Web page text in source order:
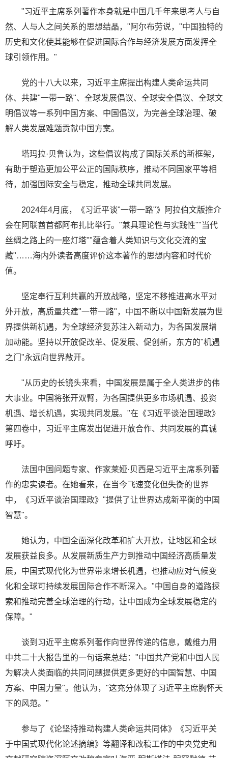
"习近平主席系列著作本身就是中国几千年来思考人与自
然、人与人之间关系的思想结晶，"阿尔布劳说，"中国独特的
历史和文化使其能够在促进国际合作与经济发展方面发挥全
球引领作用。"
党的十八大以来，习近平主席提出构建人类命运共同
体、共建"一带一路"、全球发展倡议、全球安全倡议、全球文
明倡议等一系列中国方案、中国倡议，为完善全球治理、破
解人类发展难题贡献中国方案。
塔玛拉·贝鲁认为，这些倡议构成了国际关系的新框架，
有助于塑造更加公平公正的国际秩序，推动不同国家平等相
待，加强国际安全与稳定，推动全球共同发展。
2024年4月底，《习近平谈"一带一路"》阿拉伯文版推介
会在阿联酋首都阿布扎比举行。"兼具理论性与实践性""当代
丝绸之路上的一座灯塔""蕴含着人类知识与文化交流的宝
藏"……海内外读者高度评价这本著作的思想内容和时代价
值。
坚定奉行互利共赢的开放战略，坚定不移推进高水平对
外开放，高质量共建"一带一路"，中国不断以中国新发展为世
界提供新机遇，为全球经济复苏注入新动力，为各国发展增
加动能。坚持以开放促改革、促发展、促创新，东方的"机遇
之门"永远向世界敞开。
"从历史的长镜头来看，中国发展是属于全人类进步的伟
大事业。中国将张开双臂，为各国提供更多市场机遇、投资
机遇、增长机遇，实现共同发展。"在《习近平谈治国理政》
第四卷中，习近平主席发出促进开放合作、共同发展的真诚
呼吁。
法国中国问题专家、作家莱娅·贝西是习近平主席系列著
作的忠实读者。在她看来，在当今飞速变化但失衡的世界
中，《习近平谈治国理政》"提供了让世界达成新平衡的中国
智慧"。
她认为，中国全面深化改革和扩大开放，让地区和全球
发展获益良多。从发展新质生产力到推动中国经济高质量发
展，中国式现代化为世界带来增长机遇，也推动应对气候变
化和全球可持续发展国际合作不断深入。"中国自身的道路探
索和推动完善全球治理的行动，让中国成为全球发展稳定的
保障。"
谈到习近平主席系列著作向世界传递的信息，戴维力用
中共二十大报告里的一句话来总结："中国共产党和中国人民
为解决人类面临的共同问题提供更多更好的中国智慧、中国
方案、中国力量"。他认为，"这充分体现了习近平主席胸怀天
下的风范。"
参与了《论坚持推动构建人类命运共同体》《习近平关
于中国式现代化论述摘编》等翻译和改稿工作的中央党史和